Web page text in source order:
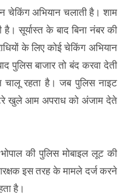
चेकिंग अभियान चलाती है। शाम
सूर्यास्त के बाद बिना नंबर की
के लिए कोई चेकिंग अभियान
पुलिस बाजार तो बंद करवा देती
चालू रहता है। जब पुलिस नाइट
खुले आम अपराध को अंजाम देते
की पुलिस मोबाइल लूट की
इस तरह के मामले दर्ज करने
है।